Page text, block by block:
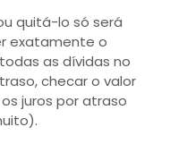
quitá-lo só será
exatamente o
as dívidas no
checar o valor
juros por atraso